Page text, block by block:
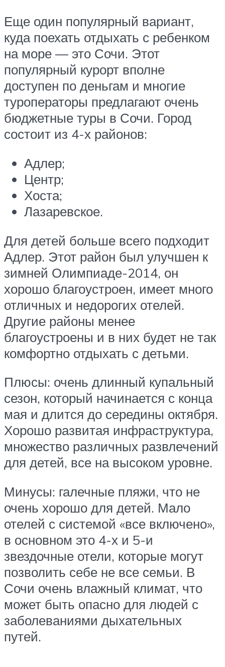
Еще один популярный вариант,
куда поехать отдыхать с ребенком
на море — это Сочи. Этот
популярный курорт вполне
доступен по деньгам и многие
туроператоры предлагают очень
бюджетные туры в Сочи. Город
состоит из 4-х районов:
Адлер;
Центр;
Хоста;
Лазаревское.
Для детей больше всего подходит
Адлер. Этот район был улучшен к
зимней Олимпиаде-2014, он
хорошо благоустроен, имеет много
отличных и недорогих отелей.
Другие районы менее
благоустроены и в них будет не так
комфортно отдыхать с детьми.
Плюсы: очень длинный купальный
сезон, который начинается с конца
мая и длится до середины октября.
Хорошо развитая инфраструктура,
множество различных развлечений
для детей, все на высоком уровне.
Минусы: галечные пляжи, что не
очень хорошо для детей. Мало
отелей с системой «все включено»,
в основном это 4-х и 5-и
звездочные отели, которые могут
позволить себе не все семьи. В
Сочи очень влажный климат, что
может быть опасно для людей с
заболеваниями дыхательных
путей.